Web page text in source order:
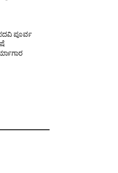
ಪೂರ್ವ